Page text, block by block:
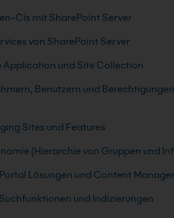
Cis mit SharePoint Server
von SharePoint Server
Application und Site Collection
Benutzern und
Sites und Features
(Hierarchie von Gruppen und
Lösungen und Content
und Indizierungen